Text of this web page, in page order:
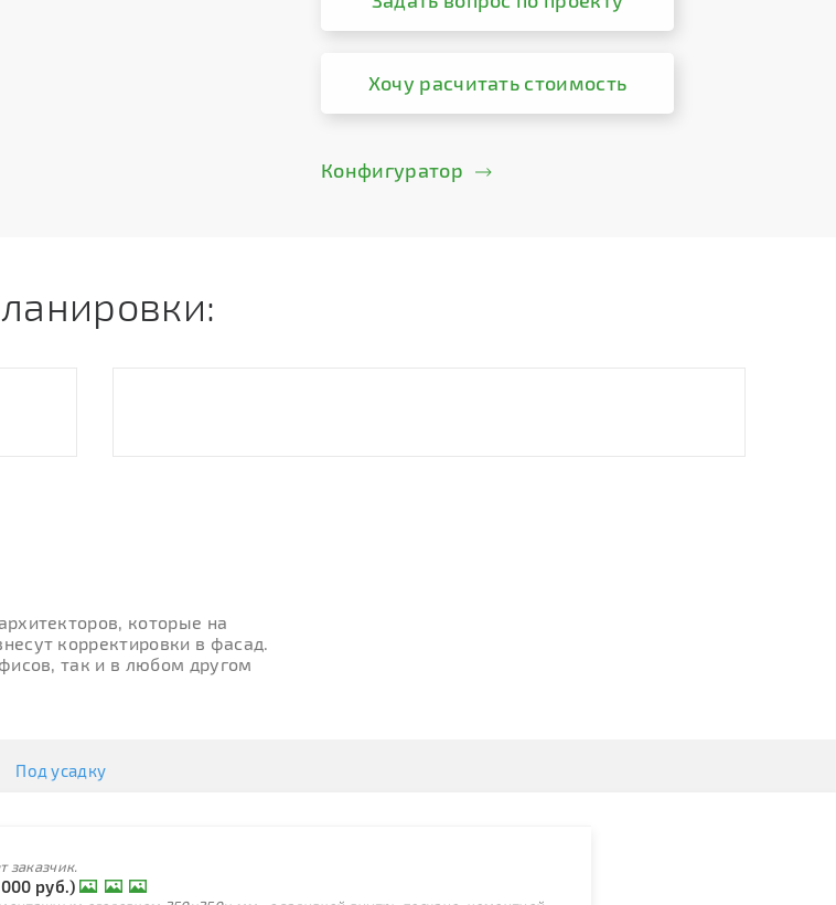
Хочу расчитать стоимость
Конфигуратор
которые на
корректировки в фасад.
так и в любом другом
Под усадку
заказчик.
руб.)